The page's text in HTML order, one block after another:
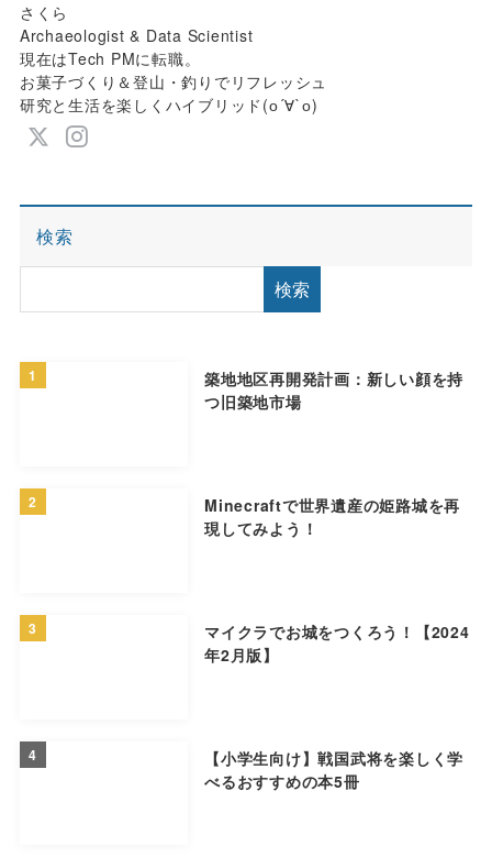
さくら
Archaeologist & Data Scientist
現在はTech PMに転職。
お菓子づくり＆登山・釣りでリフレッシュ
研究と生活を楽しくハイブリッド(о´∀`о)
検索
検索
1
築地地区再開発計画：新しい顔を持
つ旧築地市場
2
Minecraftで世界遺産の姫路城を再
現してみよう！
3
マイクラでお城をつくろう！【2024
年2月版】
4
【小学生向け】戦国武将を楽しく学
べるおすすめの本5冊